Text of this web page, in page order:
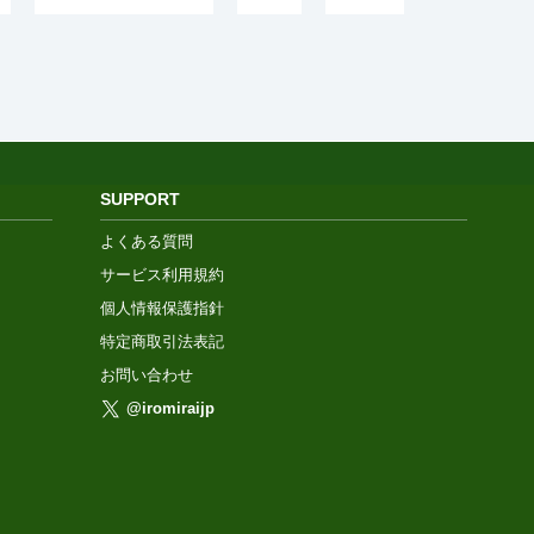
SUPPORT
よくある質問
サービス利用規約
個人情報保護指針
特定商取引法表記
お問い合わせ
@iromiraijp